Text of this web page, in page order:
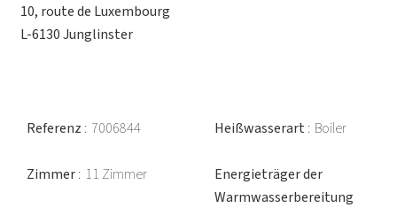
10, route de Luxembourg
L-6130 Junglinster
Referenz 7006844
Zimmer 11 Zimmer
Heißwasserart Boiler
Energieträger der
Warmwasserbereitung